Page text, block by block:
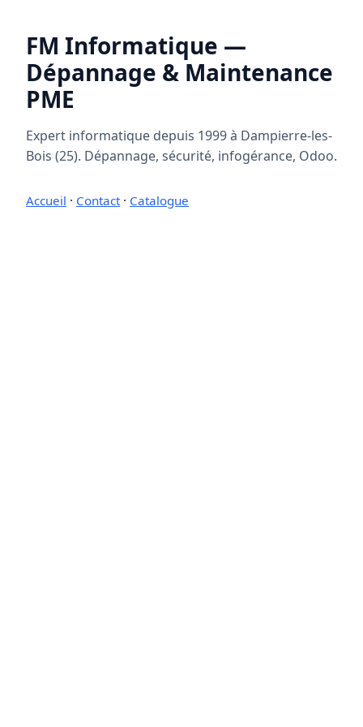
FM Informatique —
Dépannage & Maintenance
PME
Expert informatique depuis 1999 à Dampierre-les-
Bois (25). Dépannage, sécurité, infogérance, Odoo.
Accueil · Contact· Catalogue